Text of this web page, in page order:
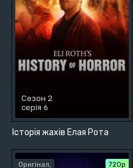
Історія жахів Елая Рота
Сезон 2
серія 6
Оригінал, 720р